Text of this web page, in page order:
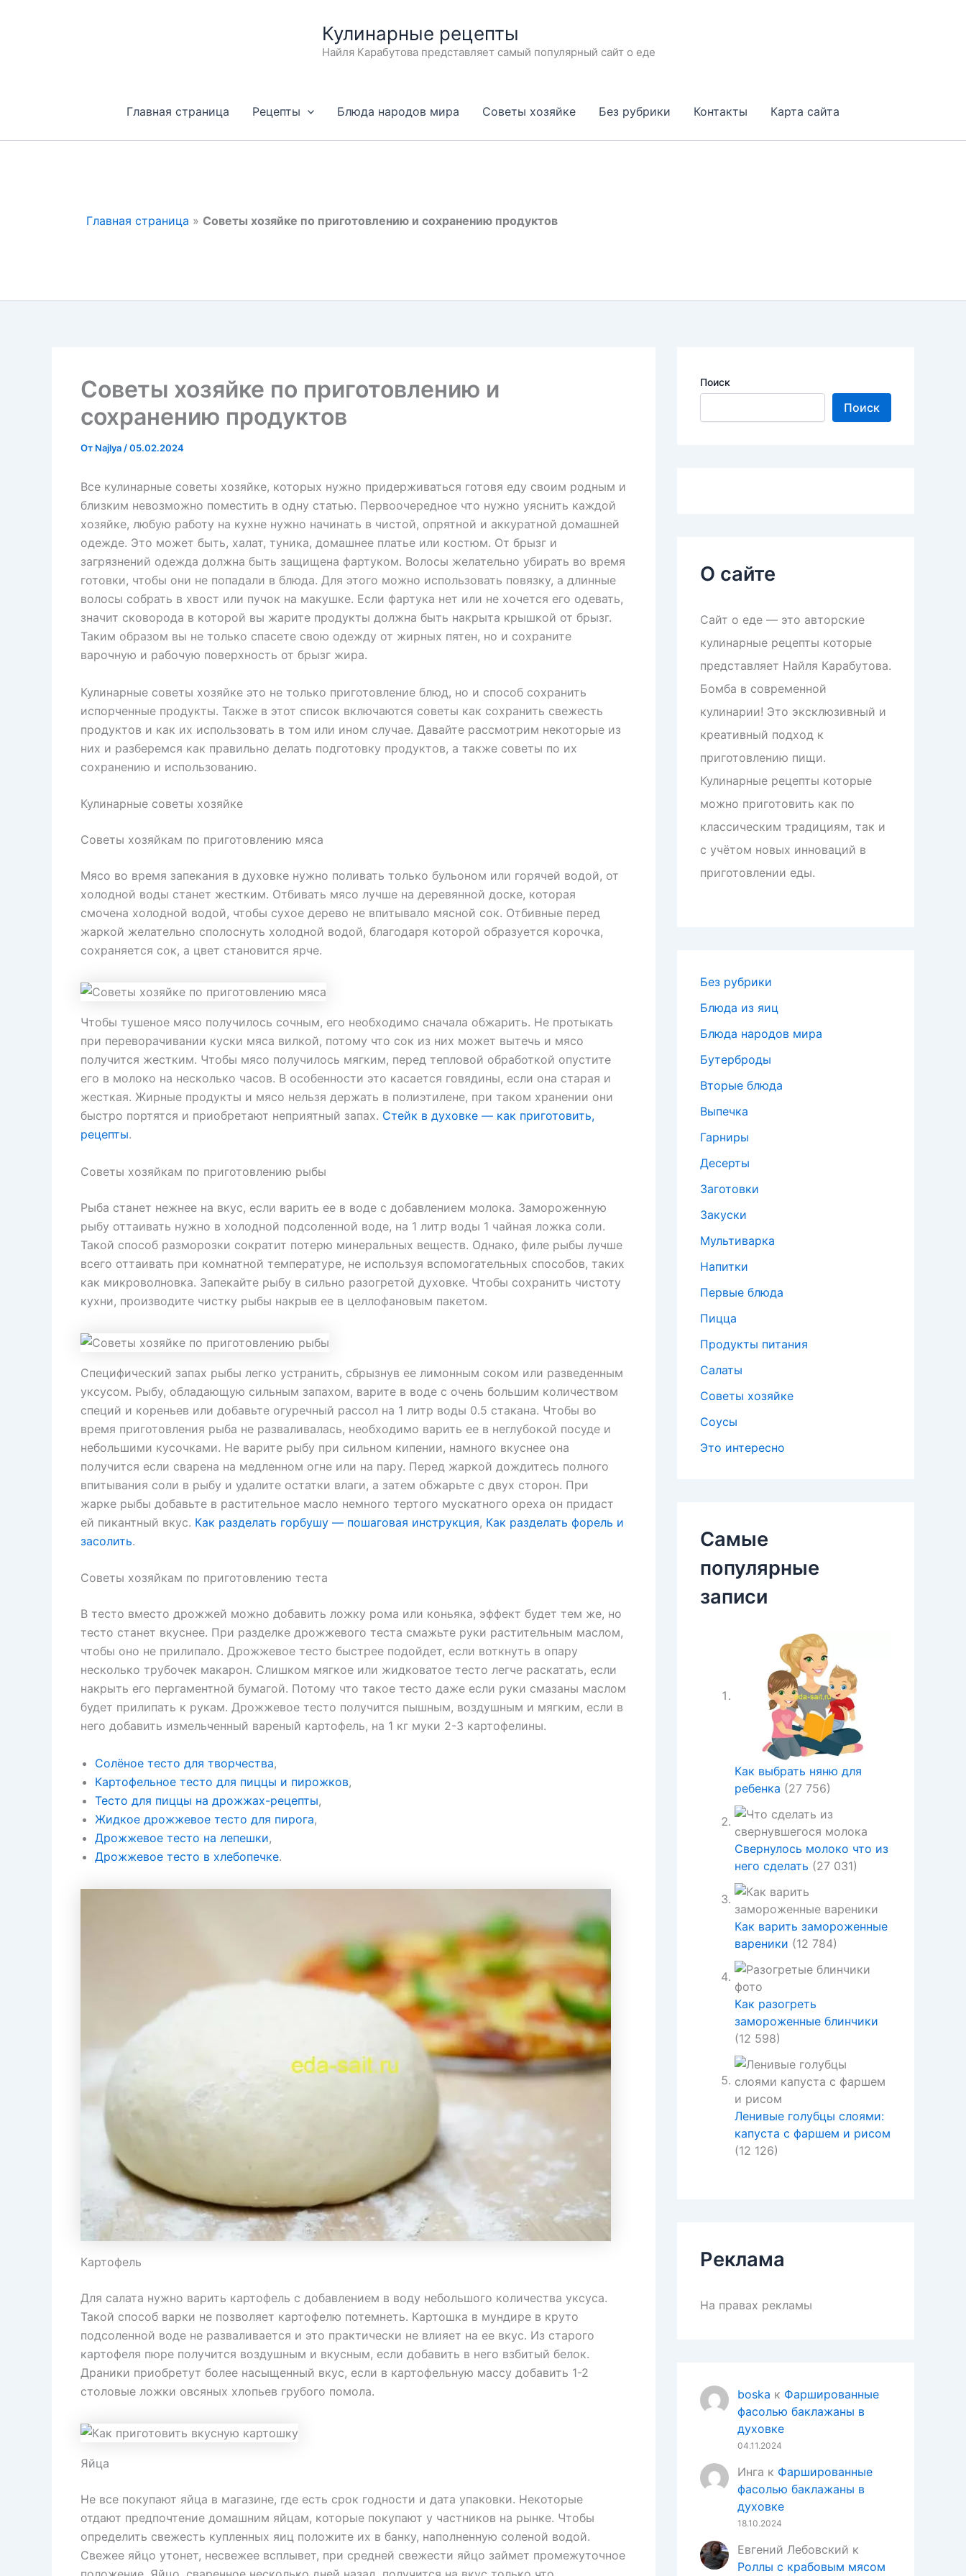
Кулинарные рецепты
Найля Карабутова представляет самый популярный сайт о еде
Главная страница Рецепты Блюда народов мира Советы хозяйке Без рубрики Контакты Карта сайта
Главная страница » Советы хозяйке по приготовлению и сохранению продуктов
Советы хозяйке по приготовлению и
сохранению продуктов
От Najlya /05.02.2024
Все кулинарные советы хозяйке, которых нужно придерживаться готовя еду своим родным и
близким невозможно поместить в одну статью. Первоочередное что нужно уяснить каждой
хозяйке, любую работу на кухне нужно начинать в чистой, опрятной и аккуратной домашней
одежде. Это может быть, халат, туника, домашнее платье или костюм. От брызг и
загрязнений одежда должна быть защищена фартуком. Волосы желательно убирать во время
готовки, чтобы они не попадали в блюда. Для этого можно использовать повязку, а длинные
волосы собрать в хвост или пучок на макушке. Если фартука нет или не хочется его одевать,
значит сковорода в которой вы жарите продукты должна быть накрыта крышкой от брызг.
Таким образом вы не только спасете свою одежду от жирных пятен, но и сохраните
варочную и рабочую поверхность от брызг жира.
Кулинарные советы хозяйке это не только приготовление блюд, но и способ сохранить
испорченные продукты. Также в этот список включаются советы как сохранить свежесть
продуктов и как их использовать в том или ином случае. Давайте рассмотрим некоторые из
них и разберемся как правильно делать подготовку продуктов, а также советы по их
сохранению и использованию.
Кулинарные советы хозяйке
Советы хозяйкам по приготовлению мяса
Мясо во время запекания в духовке нужно поливать только бульоном или горячей водой, от
холодной воды станет жестким. Отбивать мясо лучше на деревянной доске, которая
смочена холодной водой, чтобы сухое дерево не впитывало мясной сок. Отбивные перед
жаркой желательно сполоснуть холодной водой, благодаря которой образуется корочка,
сохраняется сок, а цвет становится ярче.
Чтобы тушеное мясо получилось сочным, его необходимо сначала обжарить. Не протыкать
при переворачивании куски мяса вилкой, потому что сок из них может вытечь и мясо
получится жестким. Чтобы мясо получилось мягким, перед тепловой обработкой опустите
его в молоко на несколько часов. В особенности это касается говядины, если она старая и
жесткая. Жирные продукты и мясо нельзя держать в полиэтилене, при таком хранении они
быстро портятся и приобретают неприятный запах. Стейк в духовке — как приготовить,
рецепты.
Советы хозяйкам по приготовлению рыбы
Рыба станет нежнее на вкус, если варить ее в воде с добавлением молока. Замороженную
рыбу оттаивать нужно в холодной подсоленной воде, на 1 литр воды 1 чайная ложка соли.
Такой способ разморозки сократит потерю минеральных веществ. Однако, филе рыбы лучше
всего оттаивать при комнатной температуре, не используя вспомогательных способов, таких
как микроволновка. Запекайте рыбу в сильно разогретой духовке. Чтобы сохранить чистоту
кухни, производите чистку рыбы накрыв ее в целлофановым пакетом.
Специфический запах рыбы легко устранить, сбрызнув ее лимонным соком или разведенным
уксусом. Рыбу, обладающую сильным запахом, варите в воде с очень большим количеством
специй и кореньев или добавьте огуречный рассол на 1 литр воды 0.5 стакана. Чтобы во
время приготовления рыба не разваливалась, необходимо варить ее в неглубокой посуде и
небольшими кусочками. Не варите рыбу при сильном кипении, намного вкуснее она
получится если сварена на медленном огне или на пару. Перед жаркой дождитесь полного
впитывания соли в рыбу и удалите остатки влаги, а затем обжарьте с двух сторон. При
жарке рыбы добавьте в растительное масло немного тертого мускатного ореха он придаст
ей пикантный вкус. Как разделать горбушу — пошаговая инструкция, Как разделать форель и
засолить.
Советы хозяйкам по приготовлению теста
В тесто вместо дрожжей можно добавить ложку рома или коньяка, эффект будет тем же, но
тесто станет вкуснее. При разделке дрожжевого теста смажьте руки растительным маслом,
чтобы оно не прилипало. Дрожжевое тесто быстрее подойдет, если воткнуть в опару
несколько трубочек макарон. Слишком мягкое или жидковатое тесто легче раскатать, если
накрыть его пергаментной бумагой. Потому что такое тесто даже если руки смазаны маслом
будет прилипать к рукам. Дрожжевое тесто получится пышным, воздушным и мягким, если в
него добавить измельченный вареный картофель, на 1 кг муки 2-3 картофелины.
Солёное тесто для творчества,
Картофельное тесто для пиццы и пирожков,
Тесто для пиццы на дрожжах-рецепты,
Жидкое дрожжевое тесто для пирога,
Дрожжевое тесто на лепешки,
Дрожжевое тесто в хлебопечке.
Картофель
Для салата нужно варить картофель с добавлением в воду небольшого количества уксуса.
Такой способ варки не позволяет картофелю потемнеть. Картошка в мундире в круто
подсоленной воде не разваливается и это практически не влияет на ее вкус. Из старого
картофеля пюре получится воздушным и вкусным, если добавить в него взбитый белок.
Драники приобретут более насыщенный вкус, если в картофельную массу добавить 1-2
столовые ложки овсяных хлопьев грубого помола.
Яйца
Не все покупают яйца в магазине, где есть срок годности и дата упаковки. Некоторые
отдают предпочтение домашним яйцам, которые покупают у частников на рынке. Чтобы
определить свежесть купленных яиц положите их в банку, наполненную соленой водой.
Свежее яйцо утонет, несвежее всплывет, при средней свежести яйцо займет промежуточное
Поиск
Поиск
О сайте
Сайт о еде — это авторские
кулинарные рецепты которые
представляет Найля Карабутова.
Бомба в современной
кулинарии! Это эксклюзивный и
креативный подход к
приготовлению пищи.
Кулинарные рецепты которые
можно приготовить как по
классическим традициям, так и
с учётом новых инноваций в
приготовлении еды.
Без рубрики
Блюда из яиц
Блюда народов мира
Бутерброды
Вторые блюда
Выпечка
Гарниры
Десерты
Заготовки
Закуски
Мультиварка
Напитки
Первые блюда
Пицца
Продукты питания
Салаты
Советы хозяйке
Соусы
Это интересно
Самые
популярные
записи
Как выбрать няню для
ребенка (27 756)
Свернулось молоко что из
него сделать (27 031)
Как варить замороженные
вареники (12 784)
Как разогреть
замороженные блинчики
(12 598)
Ленивые голубцы слоями:
капуста с фаршем и рисом
(12 126)
Реклама
На правах рекламы
boska к Фаршированные
фасолью баклажаны в
духовке
04.11.2024
Инга к Фаршированные
фасолью баклажаны в
духовке
18.10.2024
Евгений Лебовский к
Роллы с крабовым мясом